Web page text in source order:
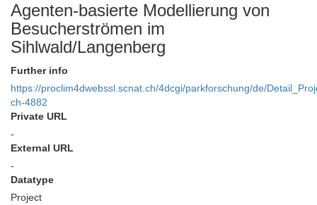
Agenten-basierte Modellierung von
Besucherströmen im
Sihlwald/Langenberg
Further info
https://proclim4dwebssl.scnat.ch/4dcgi/parkforschung/de/
ch-4882
Private URL
-
External URL
-
Datatype
Project